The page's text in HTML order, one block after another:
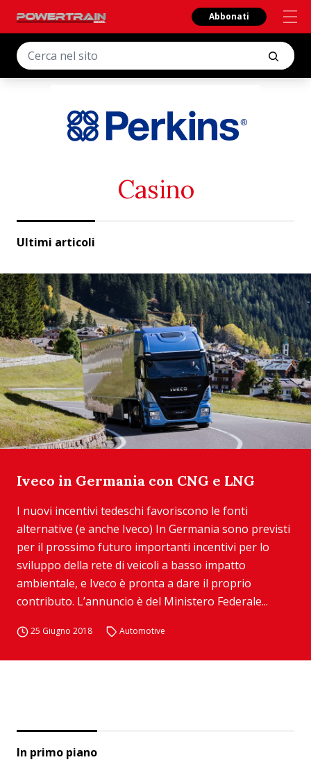
Abbonati
Casino
Ultimi articoli
Iveco in Germania con CNG e LNG
I nuovi incentivi tedeschi favoriscono le fonti
alternative (e anche Iveco) In Germania sono previsti
per il prossimo futuro importanti incentivi per lo
sviluppo della rete di veicoli a basso impatto
ambientale, e Iveco è pronta a dare il proprio
contributo. L’annuncio è del Ministero Federale...
25 Giugno 2018 Automotive
In primo piano